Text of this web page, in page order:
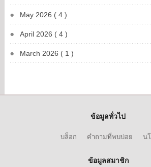
May 2026 ( 4 )
April 2026 ( 4 )
March 2026 ( 1 )
ข้อมูลทั่วไป
บล็อก คำถามที่พบบ่อย น
ข้อมูลสมาชิก